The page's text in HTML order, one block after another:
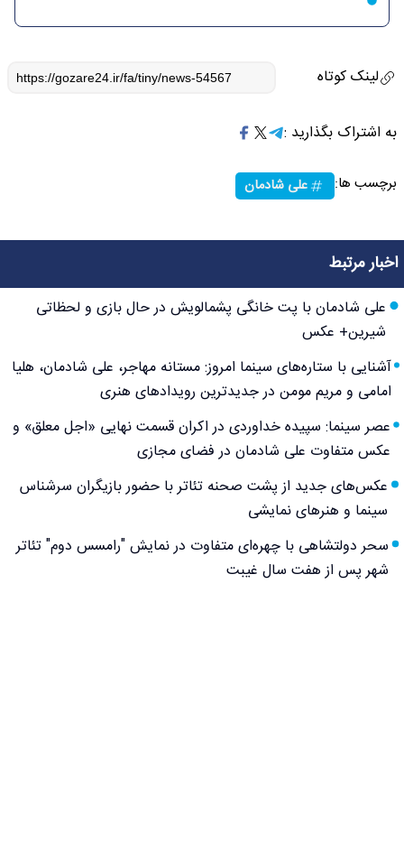
لینک کوتاه
به اشتراک بگذارید :
برچسب ها: علی شادمان
اخبار مرتبط
علی شادمان با پت خانگی پشمالویش در حال بازی و لحظاتی
شیرین+ عکس
آشنایی با ستاره‌های سینما امروز: مستانه مهاجر، علی شادمان، هلیا
امامی و مریم مومن در جدیدترین رویدادهای هنری
عصر سینما: سپیده خداوردی در اکران قسمت نهایی «اجل معلق» و
عکس متفاوت علی شادمان در فضای مجازی
عکس‌های جدید از پشت صحنه تئاتر با حضور بازیگران سرشناس
سینما و هنرهای نمایشی
سحر دولتشاهی با چهره‌ای متفاوت در نمایش "رامسس دوم" تئاتر
شهر پس از هفت سال غیبت